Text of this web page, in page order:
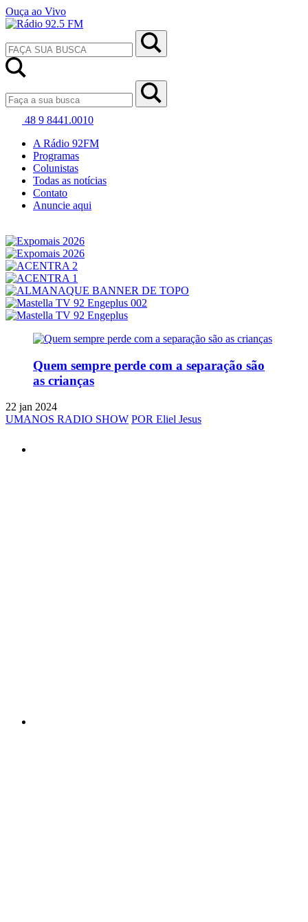
Ouça ao Vivo
48 9 8441.0010
A Rádio 92FM
Programas
Colunistas
Todas as notícias
Contato
Anuncie aqui
Quem sempre perde com a separação são
as crianças
22 jan 2024
UMANOS RADIO SHOW POR Eliel Jesus